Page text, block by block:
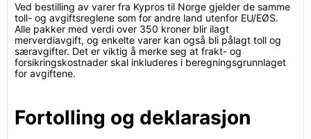
Ved bestilling av varer fra Kypros til Norge gjelder de samme
toll- og avgiftsreglene som for andre land utenfor EU/EØS.
Alle pakker med verdi over 350 kroner blir ilagt
merverdiavgift, og enkelte varer kan også bli pålagt toll og
særavgifter. Det er viktig å merke seg at frakt- og
forsikringskostnader skal inkluderes i beregningsgrunnlaget
for avgiftene.
Fortolling og deklarasjon